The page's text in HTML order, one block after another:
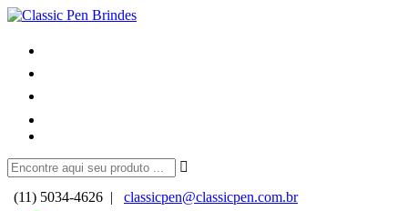
(11) 5034-4626 |
classicpen@classicpen.com.br